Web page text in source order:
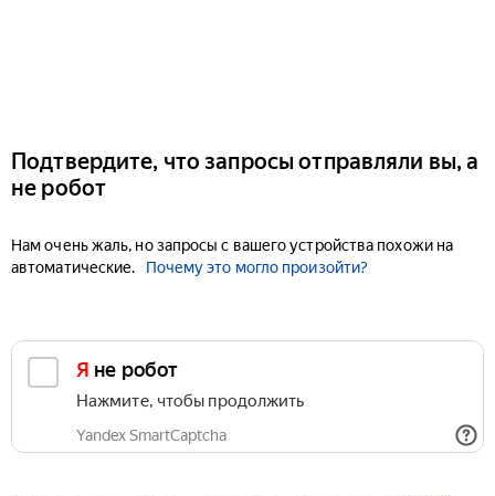
Подтвердите, что запросы отправляли вы, а
не робот
Нам очень жаль, но запросы с вашего устройства похожи на
автоматические.
Почему это могло произойти?
Я не робот
Нажмите, чтобы продолжить
Yandex SmartCaptcha